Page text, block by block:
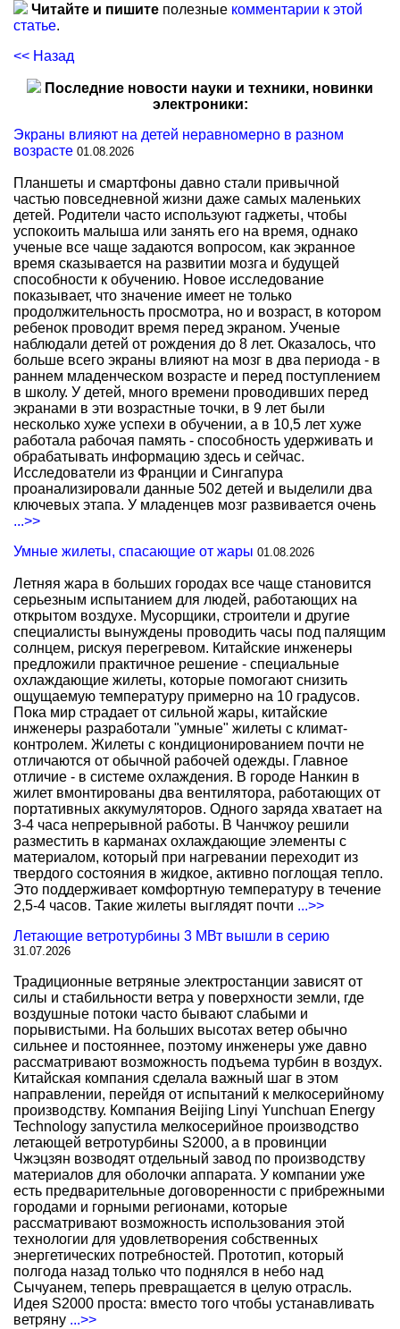
Читайте и пишите полезные комментарии к этой
статье.
<< Назад
Последние новости науки и техники, новинки
электроники:
Экраны влияют на детей неравномерно в разном
возрасте 01.08.2026
Планшеты и смартфоны давно стали привычной
частью повседневной жизни даже самых маленьких
детей. Родители часто используют гаджеты, чтобы
успокоить малыша или занять его на время, однако
ученые все чаще задаются вопросом, как экранное
время сказывается на развитии мозга и будущей
способности к обучению. Новое исследование
показывает, что значение имеет не только
продолжительность просмотра, но и возраст, в котором
ребенок проводит время перед экраном. Ученые
наблюдали детей от рождения до 8 лет. Оказалось, что
больше всего экраны влияют на мозг в два периода - в
раннем младенческом возрасте и перед поступлением
в школу. У детей, много времени проводивших перед
экранами в эти возрастные точки, в 9 лет были
несколько хуже успехи в обучении, а в 10,5 лет хуже
работала рабочая память - способность удерживать и
обрабатывать информацию здесь и сейчас.
Исследователи из Франции и Сингапура
проанализировали данные 502 детей и выделили два
ключевых этапа. У младенцев мозг развивается очень
...>>
Умные жилеты, спасающие от жары 01.08.2026
Летняя жара в больших городах все чаще становится
серьезным испытанием для людей, работающих на
открытом воздухе. Мусорщики, строители и другие
специалисты вынуждены проводить часы под палящим
солнцем, рискуя перегревом. Китайские инженеры
предложили практичное решение - специальные
охлаждающие жилеты, которые помогают снизить
ощущаемую температуру примерно на 10 градусов.
Пока мир страдает от сильной жары, китайские
инженеры разработали "умные" жилеты с климат-
контролем. Жилеты с кондиционированием почти не
отличаются от обычной рабочей одежды. Главное
отличие - в системе охлаждения. В городе Нанкин в
жилет вмонтированы два вентилятора, работающих от
портативных аккумуляторов. Одного заряда хватает на
3-4 часа непрерывной работы. В Чанчжоу решили
разместить в карманах охлаждающие элементы с
материалом, который при нагревании переходит из
твердого состояния в жидкое, активно поглощая тепло.
Это поддерживает комфортную температуру в течение
2,5-4 часов. Такие жилеты выглядят почти ...>>
Летающие ветротурбины 3 МВт вышли в серию
31.07.2026
Традиционные ветряные электростанции зависят от
силы и стабильности ветра у поверхности земли, где
воздушные потоки часто бывают слабыми и
порывистыми. На больших высотах ветер обычно
сильнее и постояннее, поэтому инженеры уже давно
рассматривают возможность подъема турбин в воздух.
Китайская компания сделала важный шаг в этом
направлении, перейдя от испытаний к мелкосерийному
производству. Компания Beijing Linyi Yunchuan Energy
Technology запустила мелкосерийное производство
летающей ветротурбины S2000, а в провинции
Чжэцзян возводят отдельный завод по производству
материалов для оболочки аппарата. У компании уже
есть предварительные договоренности с прибрежными
городами и горными регионами, которые
рассматривают возможность использования этой
технологии для удовлетворения собственных
энергетических потребностей. Прототип, который
полгода назад только что поднялся в небо над
Сычуанем, теперь превращается в целую отрасль.
Идея S2000 проста: вместо того чтобы устанавливать
ветряну ...>>